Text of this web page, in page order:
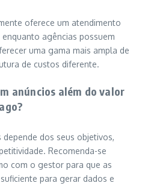
oferece um atendimento
agências possuem
uma gama mais ampla de
de custos diferente.
anúncios além do valor
dos seus objetivos,
Recomenda-se
com o gestor para que as
para gerar dados e